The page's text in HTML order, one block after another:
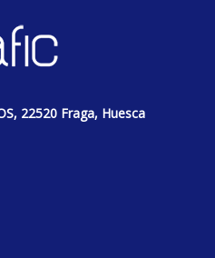
22520 Fraga, Huesca